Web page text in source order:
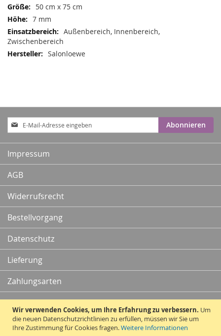
Wir verwenden Cookies, um Ihre Erfahrung zu verbessern. Um
die neuen Datenschutzrichtlinien zu erfüllen, müssen wir Sie um
Ihre Zustimmung für Cookies fragen.Weitere Informationen
50 cm x 75 cm
7 mm
Außenbereich, Innenbereich,
Zwischenbereich
Salonloewe
Anmeldung
zum
Newsletter:
Abonnieren
Impressum
AGB
Widerrufsrecht
Bestellvorgang
Datenschutz
Lieferung
Zahlungsarten
Kontakt
Vertrag widerrufen